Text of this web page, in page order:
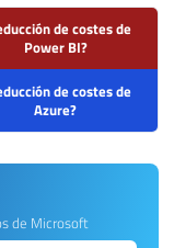
de costes de
Power BI?
de costes de
Azure?
de Microsoft